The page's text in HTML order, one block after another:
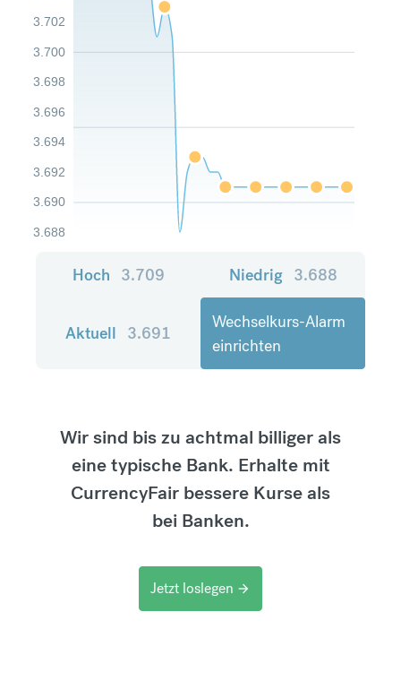
3.688
3.690
3.692
3.694
3.696
3.698
3.700
3.702
Hoch 3.709 Niedrig 3.688
Aktuell 3.691
Wechselkurs-Alarm
einrichten
Wir sind bis zu achtmal billiger als
eine typische Bank. Erhalte mit
CurrencyFair bessere Kurse als
bei Banken.
Jetzt loslegen arrow_forward